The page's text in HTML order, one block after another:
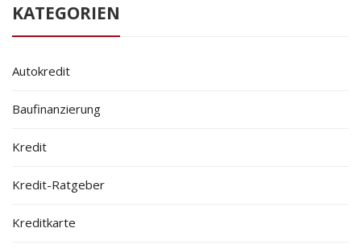
KATEGORIEN
Autokredit
Baufinanzierung
Kredit
Kredit-Ratgeber
Kreditkarte